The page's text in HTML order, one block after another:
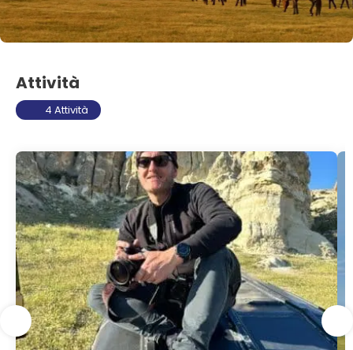
Attività
4 Attività